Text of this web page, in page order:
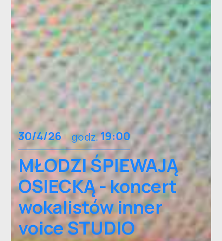
30/4/26 godz.19:00
MŁODZI ŚPIEWAJĄ
OSIECKĄ - koncert
wokalistów inner
voice STUDIO